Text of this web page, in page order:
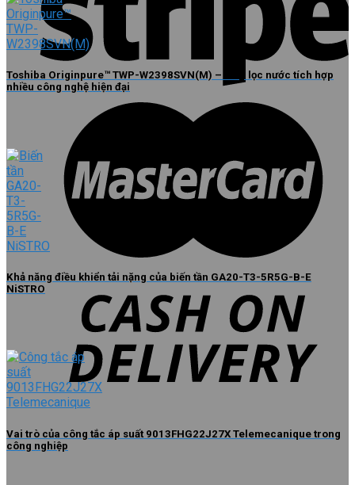
Toshiba Originpure™ TWP-W2398SVN(M) – Máy lọc nước tích hợp
nhiều công nghệ hiện đại
Khả năng điều khiển tải nặng của biến tần GA20-T3-5R5G-B-E
NiSTRO
Vai trò của công tắc áp suất 9013FHG22J27X Telemecanique trong
công nghiệp